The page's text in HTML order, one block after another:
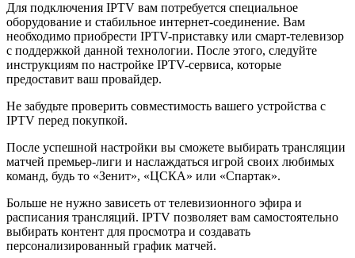
Для подключения IPTV вам потребуется специальное
оборудование и стабильное интернет-соединение. Вам
необходимо приобрести IPTV-приставку или смарт-телевизор
с поддержкой данной технологии. После этого, следуйте
инструкциям по настройке IPTV-сервиса, которые
предоставит ваш провайдер.
Не забудьте проверить совместимость вашего устройства с
IPTV перед покупкой.
После успешной настройки вы сможете выбирать трансляции
матчей премьер-лиги и наслаждаться игрой своих любимых
команд, будь то «Зенит», «ЦСКА» или «Спартак».
Больше не нужно зависеть от телевизионного эфира и
расписания трансляций. IPTV позволяет вам самостоятельно
выбирать контент для просмотра и создавать
персонализированный график матчей.